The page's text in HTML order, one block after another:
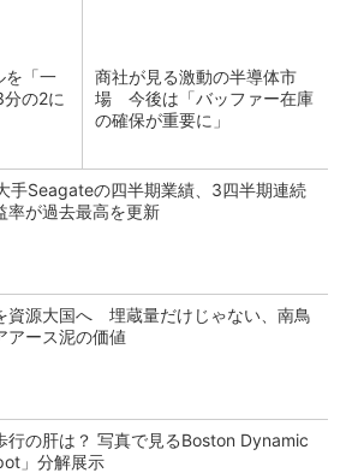
を「一
の2に
商社が見る激動の半導体市
場 今後は「バッファー在庫
の確保が重要に」
手Seagateの四半期業績、3四半期連続
率が過去最高を更新
資源大国へ 埋蔵量だけじゃない、南鳥
アース泥の価値
行の肝は？ 写真で見るBoston Dynamic
」分解展示